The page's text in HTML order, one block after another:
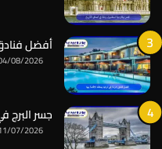
أفضل
08/2026
جسر البرج
07/2026